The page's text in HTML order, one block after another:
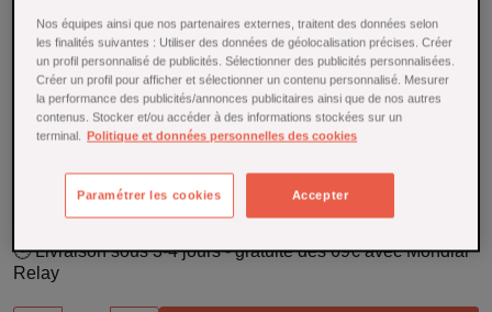
douce violette 100 % naturelle pour créer des desserts,
boissons ou pâtisseries colorées et gourmandes. Apportez
une touche originale et raffinée à vos recettes du quotidien.
En savoir plus
12,00 €
🕒 Livraison sous 3-4 jours - gratuite dès 69€ avec Mondial
Relay
Nos équipes ainsi que nos partenaires externes, traitent des données selon
les finalités suivantes : Utiliser des données de géolocalisation précises. Créer
un profil personnalisé de publicités. Sélectionner des publicités personnalisées.
Créer un profil pour afficher et sélectionner un contenu personnalisé. Mesurer
la performance des publicités/annonces publicitaires ainsi que de nos autres
contenus. Stocker et/ou accéder à des informations stockées sur un
terminal.
Politique et données personnelles des cookies
Accepter
Paramétrer les cookies